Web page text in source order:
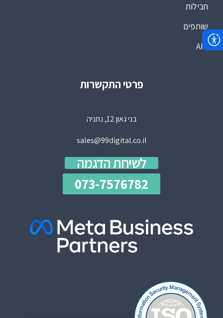
חבילות
שותפים
API
פרטי התקשרות
בני גאון 12, נתניה
sales@99digital.co.il
לשיחת הדגמה
073-7576782